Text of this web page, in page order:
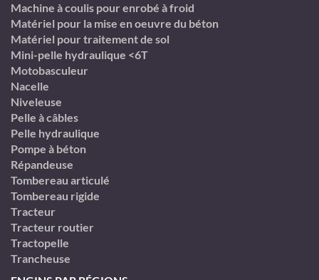
Machine à coulis pour enrobé à froid
Matériel pour la mise en oeuvre du béton
Matériel pour traitement de sol
Mini-pelle hydraulique <6T
Motobasculeur
Nacelle
Niveleuse
Pelle à câbles
Pelle hydraulique
Pompe à béton
Répandeuse
Tombereau articulé
Tombereau rigide
Tracteur
Tracteur routier
Tractopelle
Trancheuse